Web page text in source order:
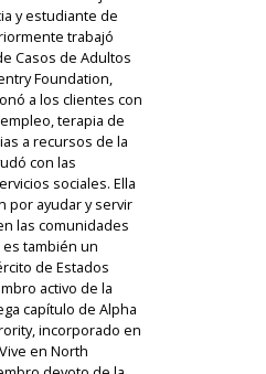
y estudiante de
trabajó
Casos de Adultos
Foundation,
a los clientes con
terapia de
a recursos de la
con las
sociales. Ella
por ayudar y servir
las comunidades
es también un
de Estados
activo de la
capítulo de Alpha
incorporado en
en North